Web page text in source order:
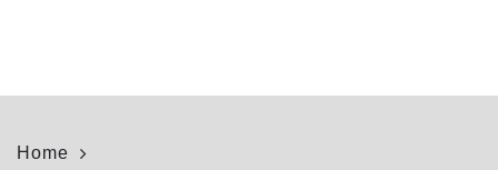
Home